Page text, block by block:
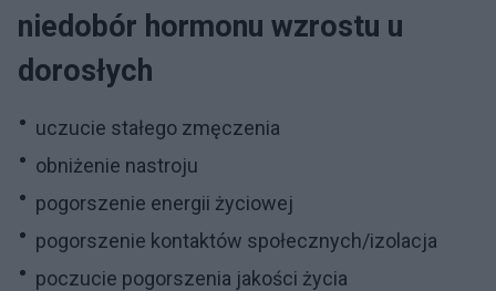
niedobór hormonu wzrostu u
dorosłych
uczucie stałego zmęczenia
obniżenie nastroju
pogorszenie energii życiowej
pogorszenie kontaktów społecznych/izolacja
poczucie pogorszenia jakości życia